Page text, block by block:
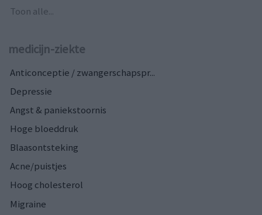
Toon alle...
medicijn-ziekte
Anticonceptie / zwangerschapspr...
Depressie
Angst & paniekstoornis
Hoge bloeddruk
Blaasontsteking
Acne/puistjes
Hoog cholesterol
Migraine